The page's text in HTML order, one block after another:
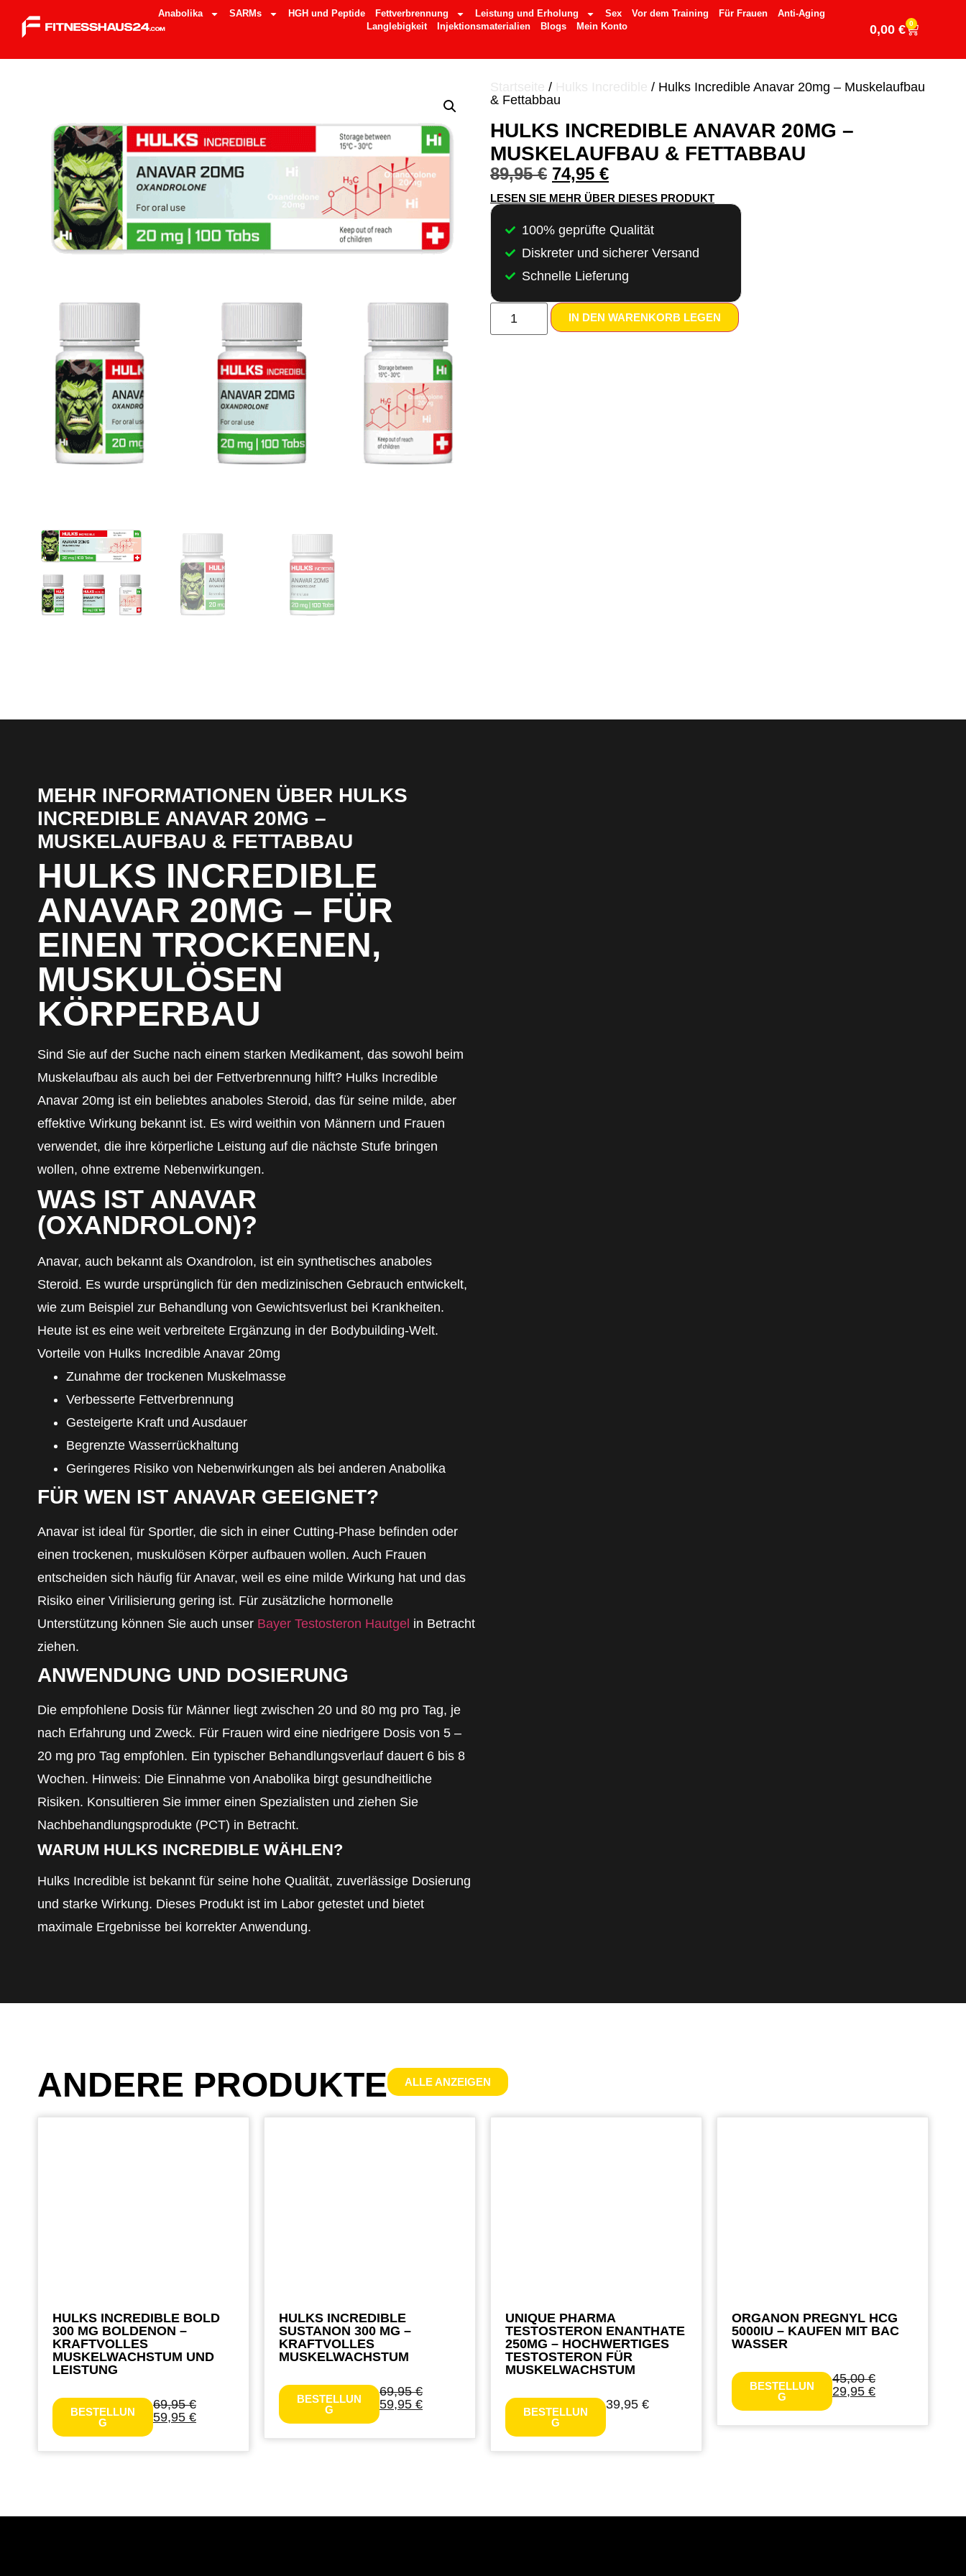
Anabolika SARMs HGH und Peptide Fettverbrennung Leistung und Erholung Sex Vor dem Training Für Frauen
Anti-Aging
Langlebigkeit
Injektionsmaterialien Blogs Mein Konto 0,00 € 0
/
/ Hulks Incredible Anavar 20mg – Muskelaufbau
& Fettabbau
HULKS INCREDIBLE ANAVAR 20MG –
MUSKELAUFBAU & FETTABBAU
89,95€ 74,95 €
LESEN SIE MEHR ÜBER DIESES PRODUKT
100% geprüfte Qualität
Diskreter und sicherer Versand
Schnelle Lieferung
IN DEN WARENKORB LEGEN
MEHR INFORMATIONEN ÜBER HULKS
INCREDIBLE ANAVAR 20MG –
MUSKELAUFBAU & FETTABBAU
HULKS INCREDIBLE
ANAVAR 20MG – FÜR
EINEN TROCKENEN,
MUSKULÖSEN
KÖRPERBAU
Sind Sie auf der Suche nach einem starken Medikament, das sowohl beim
Muskelaufbau als auch bei der Fettverbrennung hilft? Hulks Incredible
Anavar 20mg ist ein beliebtes anaboles Steroid, das für seine milde, aber
effektive Wirkung bekannt ist. Es wird weithin von Männern und Frauen
verwendet, die ihre körperliche Leistung auf die nächste Stufe bringen
wollen, ohne extreme Nebenwirkungen.
WAS IST ANAVAR
(OXANDROLON)?
Anavar, auch bekannt als Oxandrolon, ist ein synthetisches anaboles
Steroid. Es wurde ursprünglich für den medizinischen Gebrauch entwickelt,
wie zum Beispiel zur Behandlung von Gewichtsverlust bei Krankheiten.
Heute ist es eine weit verbreitete Ergänzung in der Bodybuilding-Welt.
Vorteile von Hulks Incredible Anavar 20mg
Zunahme der trockenen Muskelmasse
Verbesserte Fettverbrennung
Gesteigerte Kraft und Ausdauer
Begrenzte Wasserrückhaltung
Geringeres Risiko von Nebenwirkungen als bei anderen Anabolika
FÜR WEN IST ANAVAR GEEIGNET?
Anavar ist ideal für Sportler, die sich in einer Cutting-Phase befinden oder
einen trockenen, muskulösen Körper aufbauen wollen. Auch Frauen
entscheiden sich häufig für Anavar, weil es eine milde Wirkung hat und das
Risiko einer Virilisierung gering ist. Für zusätzliche hormonelle
Unterstützung können Sie auch unser Bayer Testosteron Hautgel in Betracht
ziehen.
ANWENDUNG UND DOSIERUNG
Die empfohlene Dosis für Männer liegt zwischen 20 und 80 mg pro Tag, je
nach Erfahrung und Zweck. Für Frauen wird eine niedrigere Dosis von 5 –
20 mg pro Tag empfohlen. Ein typischer Behandlungsverlauf dauert 6 bis 8
Wochen. Hinweis: Die Einnahme von Anabolika birgt gesundheitliche
Risiken. Konsultieren Sie immer einen Spezialisten und ziehen Sie
Nachbehandlungsprodukte (PCT) in Betracht.
WARUM HULKS INCREDIBLE WÄHLEN?
Hulks Incredible ist bekannt für seine hohe Qualität, zuverlässige Dosierung
und starke Wirkung. Dieses Produkt ist im Labor getestet und bietet
maximale Ergebnisse bei korrekter Anwendung.
ANDERE PRODUKTE ALLE ANZEIGEN
HULKS INCREDIBLE BOLD
300 MG BOLDENON –
KRAFTVOLLES
MUSKELWACHSTUM UND
LEISTUNG
BESTELLUN
G
69,95€
59,95€
HULKS INCREDIBLE
SUSTANON 300 MG –
KRAFTVOLLES
MUSKELWACHSTUM
BESTELLUN
G
69,95€
59,95€
UNIQUE PHARMA
TESTOSTERON ENANTHATE
250MG – HOCHWERTIGES
TESTOSTERON FÜR
MUSKELWACHSTUM
BESTELLUN
G
39,95€
ORGANON PREGNYL HCG
5000IU – KAUFEN MIT BAC
WASSER
BESTELLUN
G
45,00€
29,95€